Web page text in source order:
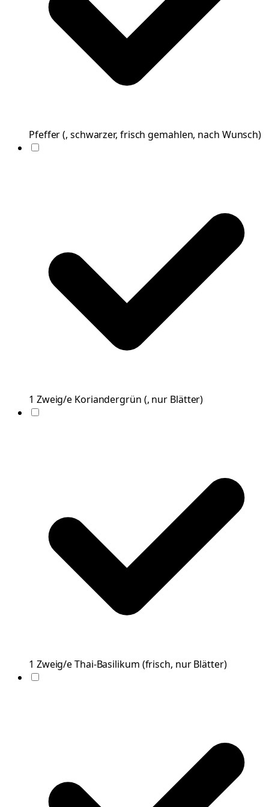
Pfeffer(, schwarzer, frisch gemahlen, nach Wunsch)
1 Zweig/e Koriandergrün (, nur Blätter)
1 Zweig/eThai-Basilikum (frisch, nur Blätter)